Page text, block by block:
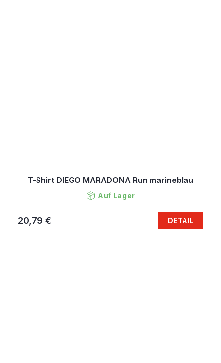
T-Shirt DIEGO MARADONA Run marineblau
Auf Lager
20,79 € DETAIL